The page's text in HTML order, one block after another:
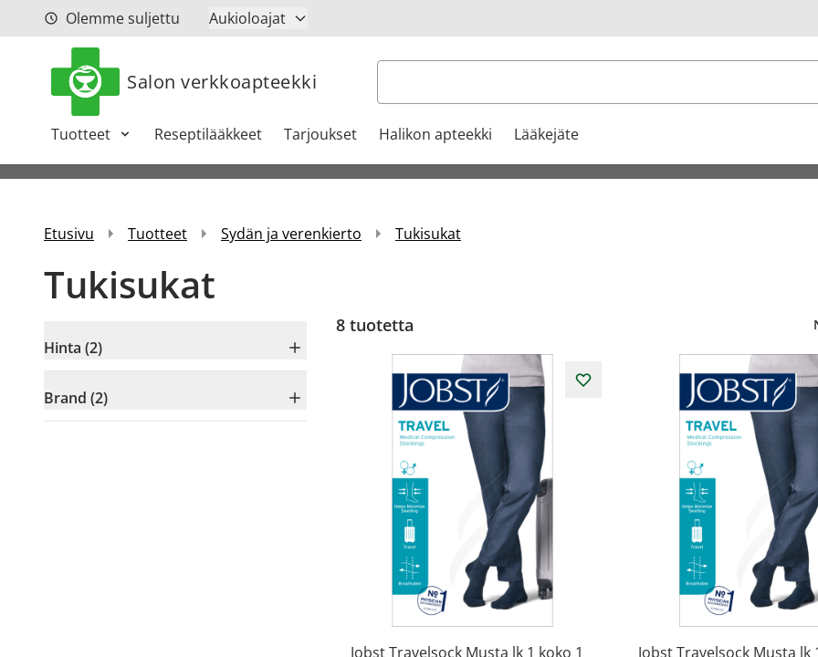
Siirry sisältöönOlemme suljettu Aukioloajat
Salon verkkoapteekki Haku
Tuotteet Reseptilääkkeet Tarjoukset Halikon apteekki Lääkejäte
Etusivu Tuotteet Sydän ja verenkierto Tukisukat
Tukisukat
Hinta (2)
Brand (2)
8 tuotetta
Jobst Travelsock Musta lk 1 koko 1
Jobst Travelsock Musta lk